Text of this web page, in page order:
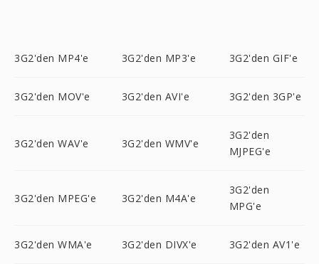
3G2'den MP4'e 3G2'den MP3'e 3G2'den GIF'e
3G2'den MOV'e 3G2'den AVI'e 3G2'den 3GP'e
3G2'den WAV'e 3G2'den WMV'e
3G2'den
MJPEG'e
3G2'den MPEG'e 3G2'den M4A'e
3G2'den
MPG'e
3G2'den WMA'e 3G2'den DIVX'e 3G2'den AV1'e